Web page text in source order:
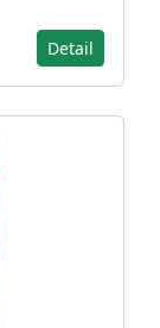
Detail